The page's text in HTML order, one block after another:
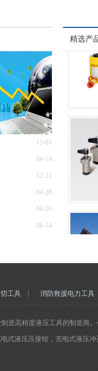
12-01
04-14
12-21
04-28
04-20
04-14
精选产
工具 消防救援电力工具
造高精度液压工具的制造商
式液压压接钳，充电式液压